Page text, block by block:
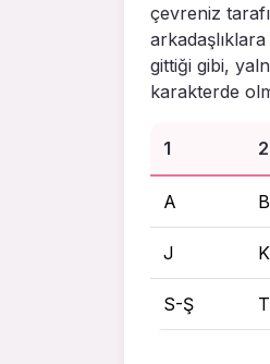
çevreniz
gittiği gibi,
karakterde
1 2
A B
J K
S-Ş T